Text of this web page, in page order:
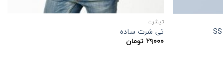
تیشرت
تی شرت ساده
۲۹۰۰۰ تومان